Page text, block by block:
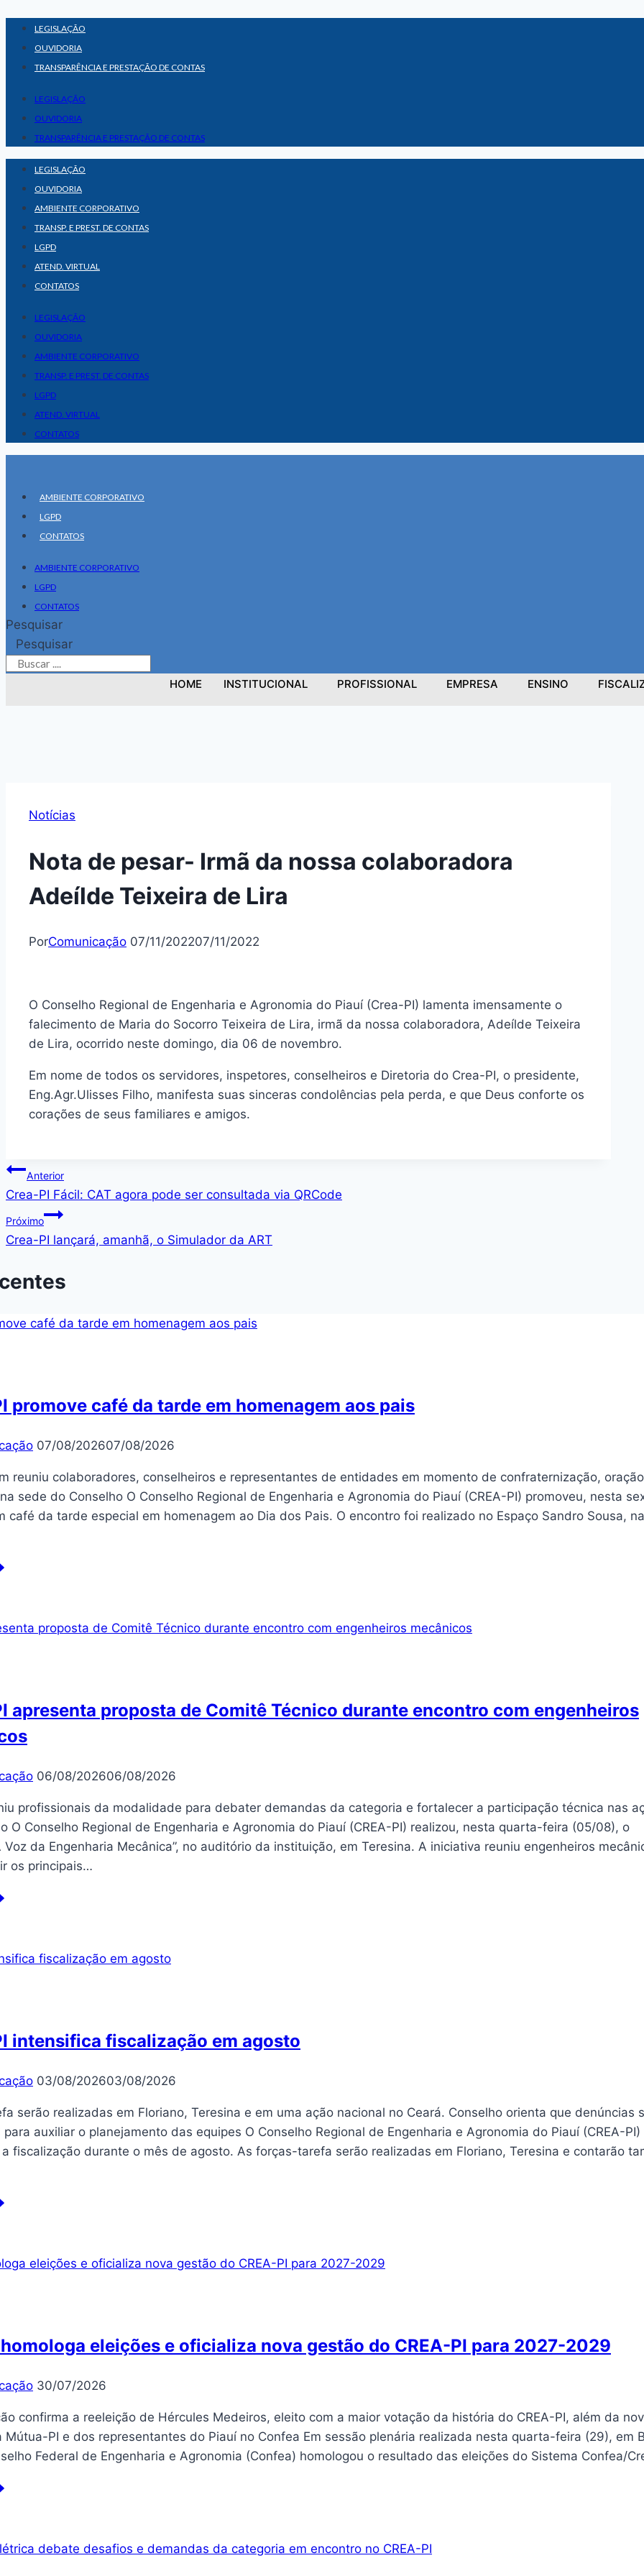
Pular
para
Conteúdo
LEGISLAÇÃO
OUVIDORIA
TRANSPARÊNCIA E PRESTAÇÃO DE CONTAS
LEGISLAÇÃO
OUVIDORIA
TRANSPARÊNCIA E PRESTAÇÃO DE CONTAS
LEGISLAÇÃO
OUVIDORIA
AMBIENTE CORPORATIVO
TRANSP. E PREST. DE CONTAS
LGPD
ATEND. VIRTUAL
CONTATOS
LEGISLAÇÃO
OUVIDORIA
AMBIENTE CORPORATIVO
TRANSP. E PREST. DE CONTAS
LGPD
ATEND. VIRTUAL
CONTATOS
AMBIENTE CORPORATIVO
LGPD
CONTATOS
AMBIENTE CORPORATIVO
LGPD
CONTATOS
Pesquisar
Pesquisar
HOME INSTITUCIONAL PROFISSIONAL EMPRESA ENSINO
Notícias
Nota de pesar- Irmã da nossa colaboradora
Adeílde Teixeira de Lira
PorComunicação 07/11/202207/11/2022
O Conselho Regional de Engenharia e Agronomia do Piauí (Crea-PI) lamenta imensamente o
falecimento de Maria do Socorro Teixeira de Lira, irmã da nossa colaboradora, Adeílde Teixeira
de Lira, ocorrido neste domingo, dia 06 de novembro.
Em nome de todos os servidores, inspetores, conselheiros e Diretoria do Crea-PI, o presidente,
Eng.Agr.Ulisses Filho, manifesta suas sinceras condolências pela perda, e que Deus conforte os
corações de seus familiares e amigos.
Navegação
de
Post
Anterior
Crea-PI Fácil: CAT agora pode ser consultada via QRCode
Próximo
Crea-PI lançará, amanhã, o Simulador da ART
promove café da tarde em homenagem aos pais
07/08/202607/08/2026
reuniu colaboradores, conselheiros e representantes de entidades em momento de confraternização,
sede do Conselho O Conselho Regional de Engenharia e Agronomia do Piauí (CREA-PI) promoveu, nesta
café da tarde especial em homenagem ao Dia dos Pais. O encontro foi realizado no Espaço Sandro Sousa,
apresenta proposta de Comitê Técnico durante encontro com engenheiros
06/08/202606/08/2026
profissionais da modalidade para debater demandas da categoria e fortalecer a participação técnica nas
O Conselho Regional de Engenharia e Agronomia do Piauí (CREA-PI) realizou, nesta quarta-feira (05/08), o
Voz da Engenharia Mecânica”, no auditório da instituição, em Teresina. A iniciativa reuniu engenheiros
os principais…
intensifica fiscalização em agosto
03/08/202603/08/2026
serão realizadas em Floriano, Teresina e em uma ação nacional no Ceará. Conselho orienta que denúncias
auxiliar o planejamento das equipes O Conselho Regional de Engenharia e Agronomia do Piauí (CREA-PI)
fiscalização durante o mês de agosto. As forças-tarefa serão realizadas em Floriano, Teresina e contarão
eleições e oficializa nova gestão do CREA-PI para 2027-2029
30/07/2026
confirma a reeleição de Hércules Medeiros, eleito com a maior votação da história do CREA-PI, além da
Mútua-PI e dos representantes do Piauí no Confea Em sessão plenária realizada nesta quarta-feira (29), em
Federal de Engenharia e Agronomia (Confea) homologou o resultado das eleições do Sistema Confea/